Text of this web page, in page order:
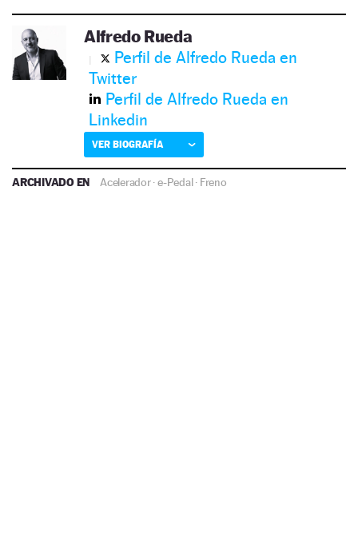
Alfredo Rueda
Perfil de Alfredo Rueda en
Twitter
Perfil de Alfredo Rueda en
Linkedin
VER BIOGRAFÍA
ARCHIVADO EN Acelerador·e-Pedal· Freno